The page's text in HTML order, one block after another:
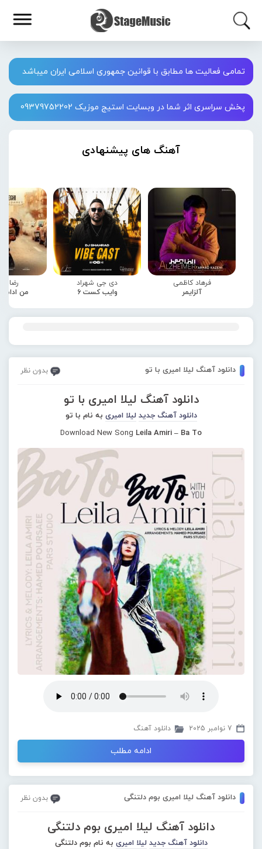
تمامی فعالیت ها مطابق با قوانین جمهوری اسلامی ایران میباشد
پخش سراسری اثر شما در وبسایت استیج موزیک 09379752202
آهنگ های پیشنهادی
فرهاد کاظمی
آلزایمر
دی جی شهراد
وایب کست 6
رضا
من
دانلود آهنگ لیلا امیری با تو بدون نظر
دانلود آهنگ لیلا امیری با تو
دانلود آهنگ جدید لیلا امیری به نام با تو
Download New Song Leila Amiri – Ba To
7 نوامبر 2025 دانلود آهنگ
ادامه مطلب
دانلود آهنگ لیلا امیری بوم دلتنگی بدون نظر
دانلود آهنگ لیلا امیری بوم دلتنگی
دانلود آهنگ جدید لیلا امیری به نام بوم دلتنگی